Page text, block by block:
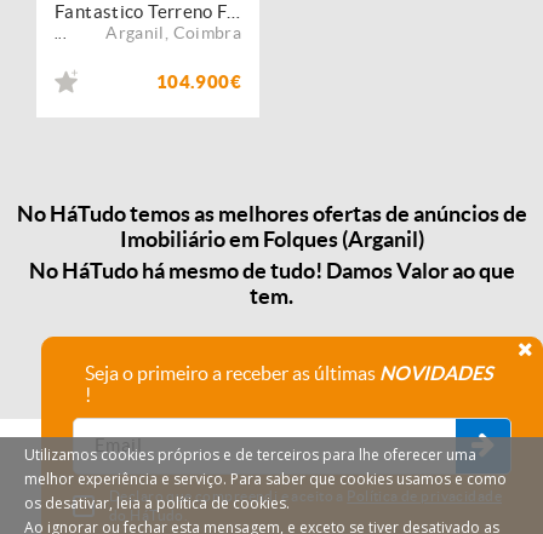
Fantastico Terreno Folques-Arganil
Arganil Coimbra
104.900€
No HáTudo temos as melhores ofertas de anúncios de
Imobiliário em Folques (Arganil)
No HáTudo há mesmo de tudo! Damos Valor ao que
tem.
Seja o primeiro a receber as últimas NOVIDADES
!
Declaro que compreendi e aceito a Política de privacidade
do HáTudo.
Utilizamos cookies próprios e de terceiros para lhe oferecer uma
melhor experiência e serviço. Para saber que cookies usamos e como
os desativar, leia a política de cookies.
Ao ignorar ou fechar esta mensagem, e exceto se tiver desativado as